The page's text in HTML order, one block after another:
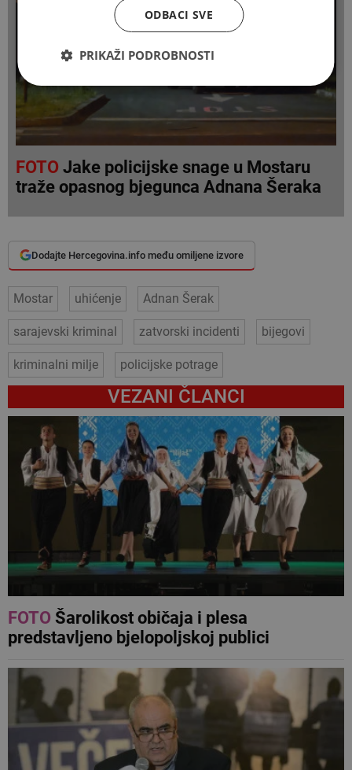
FOTOJake policijske snage u Mostaru
traže opasnog bjegunca Adnana Šeraka
Dodajte Hercegovina.info među omiljene izvore
Mostar uhićenje Adnan Šerak
sarajevski kriminal zatvorski incidenti bijegovi
kriminalni milje policijske potrage
VEZANI ČLANCI
FOTOŠarolikost običaja i plesa
predstavljeno bjelopoljskoj publici
ODBACI SVE
PRIKAŽI PODROBNOSTI